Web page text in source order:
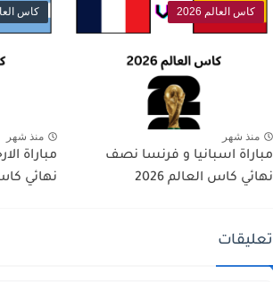
كاس العالم 2026
منذ شهر
مباراة اسبانيا و فرنسا نصف
نهائي كاس العالم 2026
كاس العالم
منذ شهر
مباراة
نهائي كاس
تعليقات